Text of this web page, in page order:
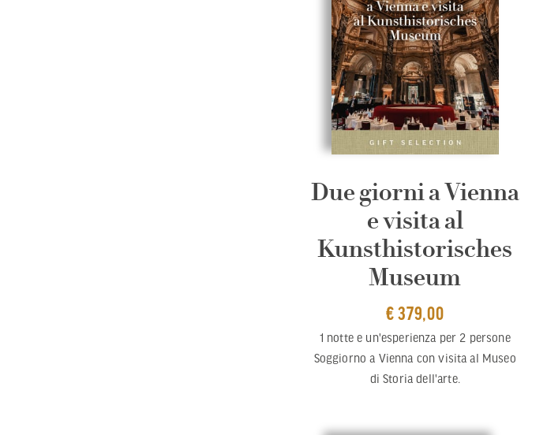
Due giorni a Vienna
e visita al
Kunsthistorisches
Museum
€ 379,00
1 notte e un'esperienza per 2 persone
Soggiorno a Vienna con visita al Museo
di Storia dell'arte.